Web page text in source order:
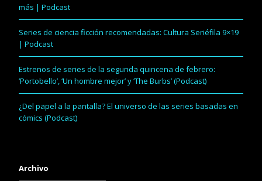
más | Podcast
Series de ciencia ficción recomendadas: Cultura Seriéfila 9×19
| Podcast
Estrenos de series de la segunda quincena de febrero:
‘Portobello’, ‘Un hombre mejor’ y ‘The Burbs’ (Podcast)
¿Del papel a la pantalla? El universo de las series basadas en
cómics (Podcast)
Archivo